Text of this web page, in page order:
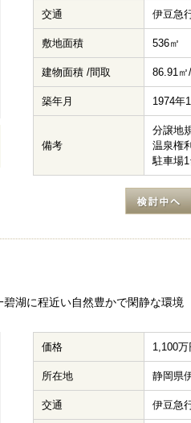
交通 伊豆急
敷地面積 536㎡
建物面積 /間取 86.91
築年月 1974年
備考
分譲地
温泉権
駐車場
碧湖に程近い自然豊かで閑静な環
価格 1,100万
所在地 静岡県
交通 伊豆急